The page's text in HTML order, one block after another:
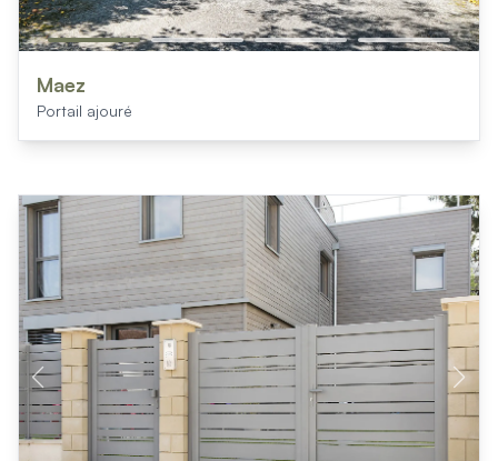
Maez
Portail ajouré